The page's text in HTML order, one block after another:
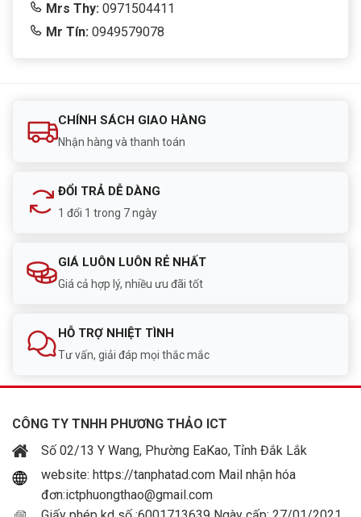
Mrs Thy: 0971504411
Mr Tín: 0949579078
CHÍNH SÁCH GIAO HÀNG
Nhận hàng và thanh toán
ĐỔI TRẢ DỄ DÀNG
1 đổi 1 trong 7 ngày
GIÁ LUÔN LUÔN RẺ NHẤT
Giá cả hợp lý, nhiều ưu đãi tốt
HỖ TRỢ NHIỆT TÌNH
Tư vấn, giải đáp mọi thắc mắc
CÔNG TY TNHH PHƯƠNG THẢO ICT
Số 02/13 Y Wang, Phường EaKao, Tỉnh Đắk Lắk
website: https://tanphatad.com Mail nhận hóa
đơn:ictphuongthao@gmail.com